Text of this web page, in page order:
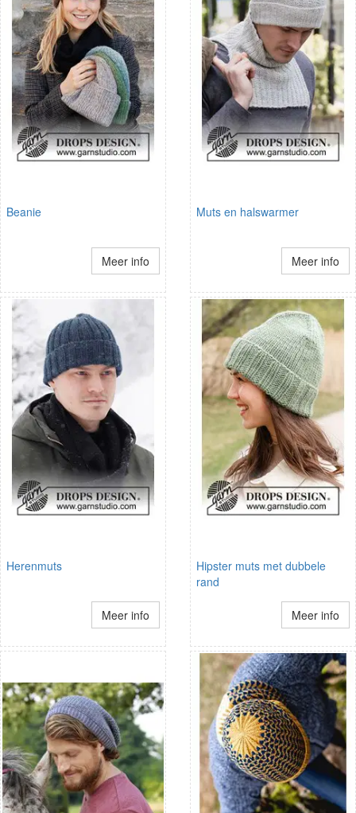
Beanie
Meer info
Muts en halswarmer
Meer info
Herenmuts
Meer info
Hipster muts met dubbele
rand
Meer info